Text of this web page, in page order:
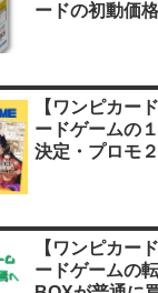
ードの初動価
【ワンピカー
ードゲームの
決定・プロモ
【ワンピカー
ードゲームの